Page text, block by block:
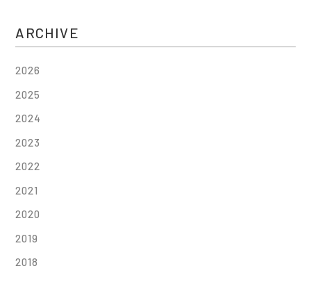
ARCHIVE
2026
2025
2024
2023
2022
2021
2020
2019
2018